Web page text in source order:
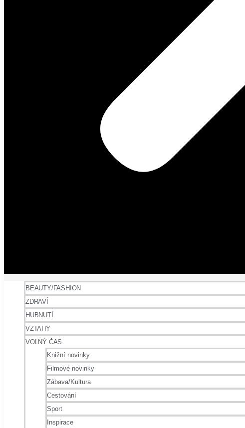
BEAUTY/FASHION
ZDRAVÍ
HUBNUTÍ
VZTAHY
VOLNÝ ČAS
Knižní novinky
Filmové novinky
Zábava/Kultura
Cestování
Sport
Inspirace